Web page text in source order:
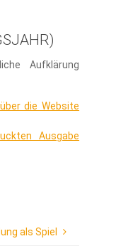
Aufklärung
über die Website
Ausgabe
als Spiel